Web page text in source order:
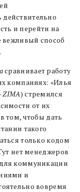
и перейти на
вежливый способ
.
сравнивает работу
компаниях: «Илья
ZIMA) стремился
от их
том, чтобы дать
такого
только кодом
нет менеджеров
коммуникации
и
вовремя